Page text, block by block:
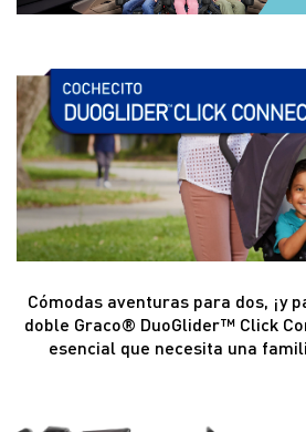
Cómodas aventuras para dos, ¡y
doble Graco® DuoGlider™ Click
esencial que necesita una